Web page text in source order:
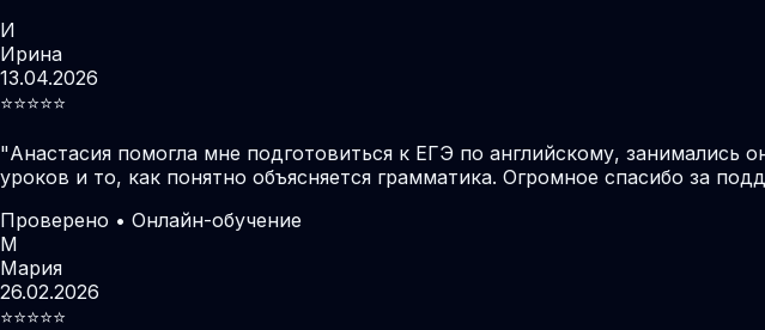
И
Ирина
13.04.2026
⭐️⭐️⭐️⭐️⭐️
"Анастасия помогла мне подготовиться к ЕГЭ по английскому, занимались
уроков и то, как понятно объясняется грамматика. Огромное спасибо за
Проверено • Онлайн-обучение
М
Мария
26.02.2026
⭐️⭐️⭐️⭐️⭐️